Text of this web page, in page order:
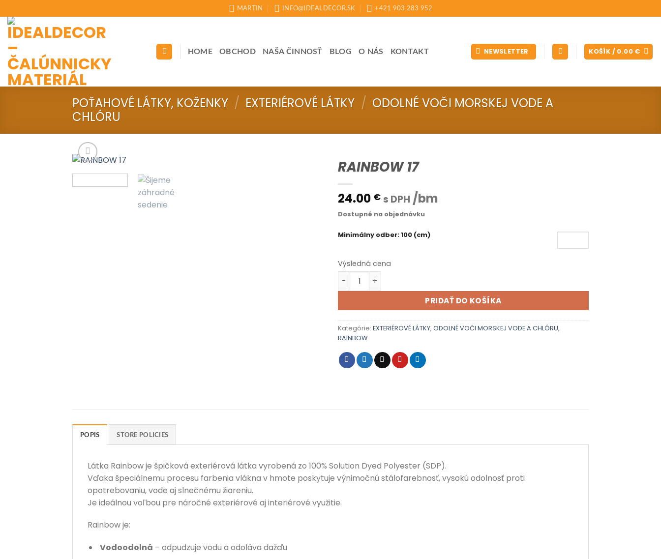
to
content
MARTIN INFO@IDEALDECOR.SK +421 903 283 952
HOME OBCHOD NAŠA ČINNOSŤ BLOG O NÁS KONTAKT NEWSLETTER KOŠÍK / 0.00 €
POŤAHOVÉ LÁTKY, KOŽENKY / EXTERIÉROVÉ LÁTKY / ODOLNÉ VOČI MORSKEJ VODE A
CHLÓRU
RAINBOW 17
24.00 € s DPH /bm
Dostupné na objednávku
Minimálny odber: 100 (cm)
Výsledná cena
množstvo RAINBOW 17
PRIDAŤ DO KOŠÍKA
Kategórie: EXTERIÉROVÉ LÁTKY, ODOLNÉ VOČI MORSKEJ VODE A CHLÓRU,
RAINBOW
POPIS STORE POLICIES
Látka Rainbow je špičková exteriérová látka vyrobená zo 100% Solution Dyed Polyester (SDP).
Vďaka špeciálnemu procesu farbenia vlákna v hmote poskytuje výnimočnú stálofarebnosť, vysokú odolnosť proti
opotrebovaniu, vode aj slnečnému žiareniu.
Je ideálnou voľbou pre náročné exteriérové aj interiérové využitie.
Rainbow je:
Vodoodolná – odpudzuje vodu a odoláva dažďu